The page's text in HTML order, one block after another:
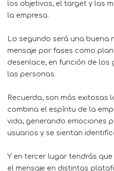
los objetivos, el target y las
la empresa.
Lo segundo será una buena
mensaje por fases como
desenlace, en función de los
las personas.
Recuerda, son más exitosas
combina el espíritu de la
vida, generando emociones
usuarios y se sientan
Y en tercer lugar tendrás
el mensaje en distintas